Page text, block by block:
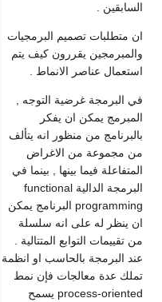
السابقين .
ان متطلبات تصميم البرمجيات
والمبرمجين يقررون كيف يتم
استعمال عناصر الانماط .
في البرمجة غرضية التوجه ,
المبرمج يمكن ان يفكر
بالبرنامج من منظور انه يتألف
من مجموعة من الاغراض
المتفاعلة فيما بينها , بينما في
البرمجة الدالية functional
programming البرنامج يمكن
ان ينظر له على انه سلسلة
من تقييمات التوابع المتتالية .
عند البرمجة بالحاسب او انظمة
تملك عدة معالجات فإن نمط
process-oriented يسمح